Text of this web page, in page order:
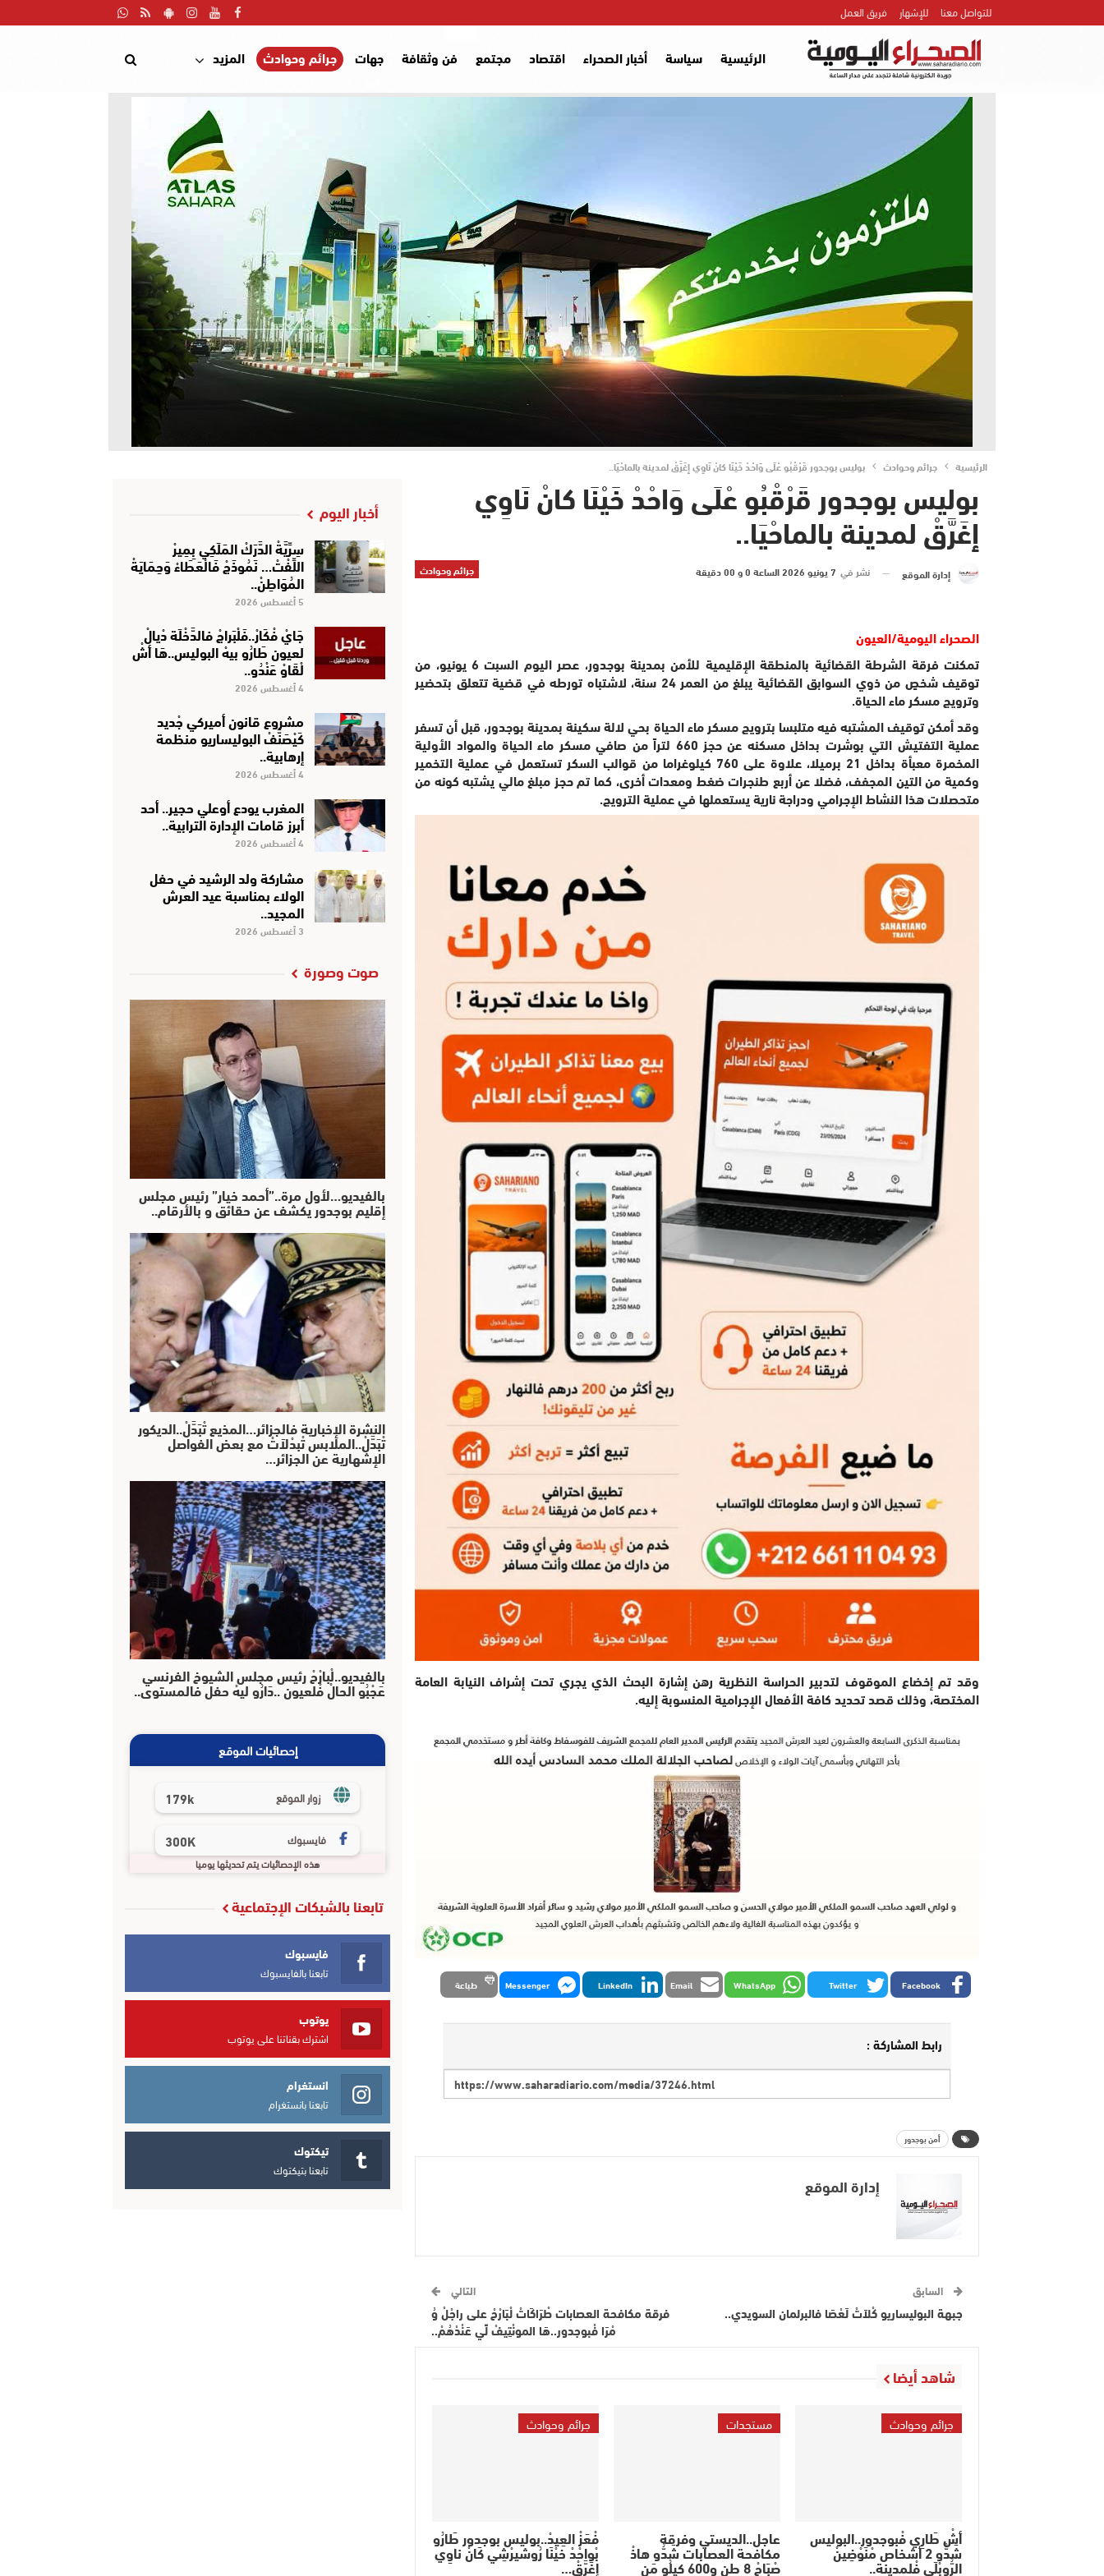
للتواصل معنا للإشهار فريق العمل
الرئيسية سياسة أخبار الصحراء اقتصاد مجتمع فن وثقافة جهات جرائم وحوادث المزيد
الرئيسية جرائم وحوادث بوليس بوجدور قَرْقْبُو عْلَى وَاحْدْ خَيْنَا كانْ نَاوِي إغَرَّقْ لمدينة بالماحْيَا..
بوليس بوجدور قَرْقْبُو عْلَى وَاحْدْ خَيْنَا كانْ نَاوِي
إغَرَّقْ لمدينة بالماحْيَا..
جرائم وحوادث إدارة الموقع نشر في 7 يونيو 2026 الساعة 0 و 00 دقيقة
الصحراء اليومية/العيون
تمكنت فرقة الشرطة القضائية بالمنطقة الإقليمية للأمن بمدينة بوجدور، عصر اليوم السبت 6 يونيو، من
توقيف شخصٍ من ذوي السوابق القضائية يبلغ من العمر 24 سنة، لاشتباه تورطه في قضية تتعلق بتحضير
وترويج مسكر ماء الحياة.
وقد أمكن توقيف المشتبه فيه متلبسا بترويج مسكر ماء الحياة بحي لالة سكينة بمدينة بوجدور، قبل أن تسفر
عملية التفتيش التي بوشرت بداخل مسكنه عن حجز 660 لتراً من صافي مسكر ماء الحياة والمواد الأولية
المخمرة معبأة بداخل 21 برميلا، علاوة على 760 كيلوغراما من قوالب السكر تستعمل في عملية التخمير
وكمية من التين المجفف، فضلا عن أربع طنجرات ضغط ومعدات أخرى، كما تم حجز مبلغ مالي يشتبه كونه من
متحصلات هذا النشاط الإجرامي ودراجة نارية يستعملها في عملية الترويج.
وقد تم إخضاع الموقوف لتدبير الحراسة النظرية رهن إشارة البحث الذي يجري تحت إشراف النيابة العامة
المختصة، وذلك قصد تحديد كافة الأفعال الإجرامية المنسوبة إليه.
Facebook
Twitter
WhatsApp
Email
LinkedIn
Messenger طباعة
رابط المشاركة :
أمن بوجدور
إدارة الموقع
السابق
جبهة البوليساريو كْلاَتْ لَعْصَا فالبرلمان السويدي..
التالي
فرقة مكافحة العصابات طْرَاكَاتْ لْبَارْحْ على راجْلْ وُ
مْرَا فْبوجدور..هَا المونْتِيفْ لِّي عَنْدْهُمْ..
شاهد أيضا
جرائم وحوادث
أشْ طَارِي فْبوجدور..البوليس
شَدُّو 2 أشخاص مْنَوْضِينْ
الرُّوبْلَى فْلمدينة..
مستجدات
عاجل..الديستي وفرقة
مكافحة العصابات شَدُّو هاذْ
صْبَاحْ 8 طن و600 كيلُو مَن
جرائم وحوادث
فْعَزْ العِيدْ..بوليس بوجدور طَارُو
بْواحْدْ خيْنَا رُوشيرْشِي كَانْ ناوِي
إِغَرَّقْ…
أخبار اليوم
سِرِّيَّةْ الدَّرَكْ المَلَكِي بِمِيرْ
اللِّفْتْ… نَمُوذَجْ فَالْعَطَاءْ وَحِمَايَةْ
المُوَاطِنْ..
5 أغسطس 2026
جَايْ فْكَارْ..فَلْبَراجْ فالدَّخْلَة دْيالْ
لعيون طَارُو بيهْ البوليس..هَا أشْ
لْقَاوْ عَنْدُو..
4 أغسطس 2026
مشروع قانون أميركي جْديد
كَيْصَنَّفْ البوليساريو منظمة
إرهابية..
4 أغسطس 2026
المغرب يودع أوعلي حجير.. أحد
أبرز قامات الإدارة الترابية..
4 أغسطس 2026
مشاركة ولد الرشيد في حفل
الولاء بمناسبة عيد العرش
المجيد..
3 أغسطس 2026
صوت وصورة
بالفيديو…لأول مرة..”أحمد خيار” رئيس مجلس
إقليم بوجدور يكشف عن حقائق و بالأرقام..
النشرة الإخبارية فالجزائر…المذيع تْبَدَّلْ..الديكور
تْبَدَّلْ..الملابس تْبدْلاَتْ مع بعض الفواصل
الإشهارية عن الجزائر…
بالفيديو..لْبارْحْ رئيس مجلس الشيوخ الفرنسي
عَجْبُو الحالْ فْلعيون ..دَارُو ليهْ حفل فالمستوى..
إحصائيات الموقع
زوار الموقع 179k
فايسبوك 300K
هذه الإحصائيات يتم تحديثها يوميا
تابعنا بالشبكات الإجتماعية
فايسبوك
تابعنا بالفايسبوك
يوتوب
اشترك بقناتنا على يوتوب
انستغرام
تابعنا بانستغرام
تيكتوك
تابعنا بتيكتوك